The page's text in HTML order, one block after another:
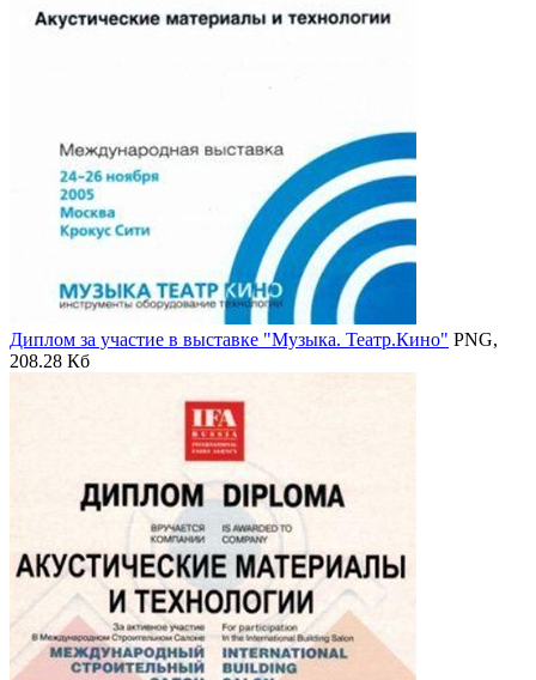
Диплом за участие в выставке "Музыка. Театр.Кино" PNG,
208.28 Кб